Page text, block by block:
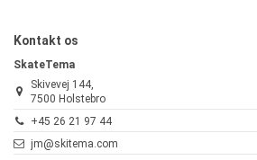
Kontakt os
SkateTema
Skivevej 144,
7500 Holstebro
+45 26 21 97 44
jm@skitema.com